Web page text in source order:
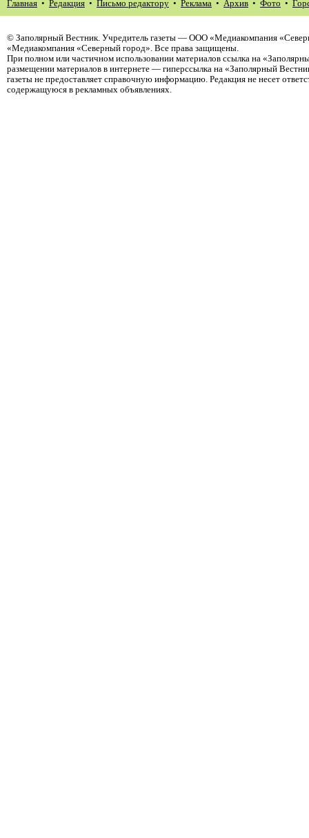
Главная • Редакция • Письмо редактору • Реклама • Архив • Фото •
© Заполярный Вестник. Учредитель газеты — ООО «Медиакомпания
«Медиакомпания «Северный город». Все права защищены.
При полном или частичном использовании материалов ссылка на
размещении материалов в интернете — гиперссылка на «Заполярный
газеты не предоставляет справочную информацию. Редакция не несет
содержащуюся в рекламных объявлениях.